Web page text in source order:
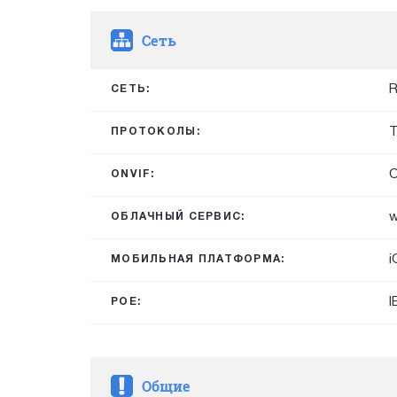
Сеть
СЕТЬ:
ПРОТОКОЛЫ:
ONVIF:
ОБЛАЧНЫЙ СЕРВИС:
МОБИЛЬНАЯ ПЛАТФОРМА:
POE:
Общие